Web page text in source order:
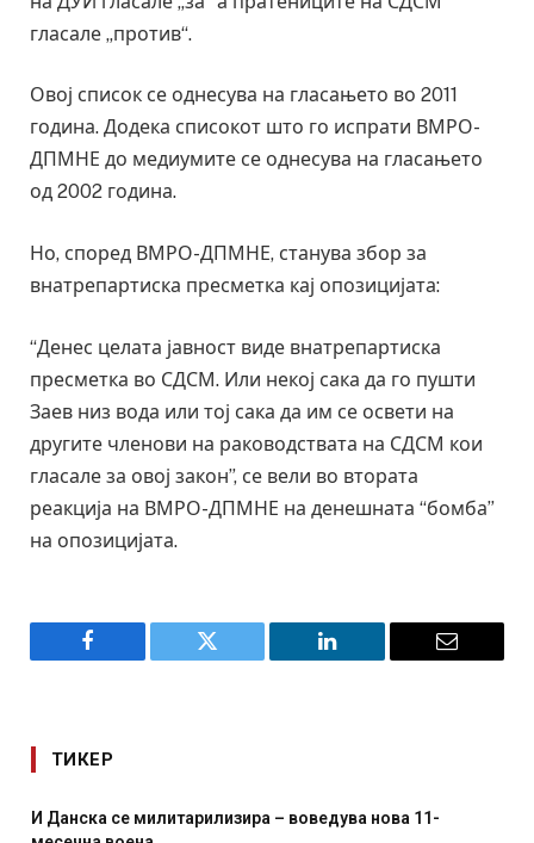
гласале „против“.
Овој список се однесува на гласањето во 2011
година. Додека списокот што го испрати ВМРО-
ДПМНЕ до медиумите се однесува на гласањето
од 2002 година.
Но, според ВМРО-ДПМНЕ, станува збор за
внатрепартиска пресметка кај опозицијата:
“Денес целата јавност виде внатрепартиска
пресметка во СДСМ. Или некој сака да го пушти
Заев низ вода или тој сака да им се освети на
другите членови на раководствата на СДСМ кои
гласале за овој закон”, се вели во втората
реакција на ВМРО-ДПМНЕ на денешната “бомба”
на опозицијата.
Facebook Twitter LinkedIn Email
ТИКЕР
И Данска се милитарилизира – воведува нова 11-